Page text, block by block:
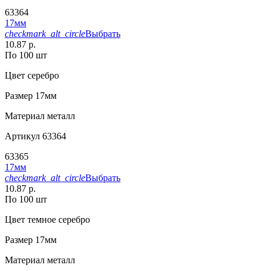
63364
17мм
checkmark_alt_circleВыбрать
10.87 р.
По 100 шт
Цвет серебро
Размер 17мм
Материал металл
Артикул 63364
63365
17мм
checkmark_alt_circleВыбрать
10.87 р.
По 100 шт
Цвет темное серебро
Размер 17мм
Материал металл